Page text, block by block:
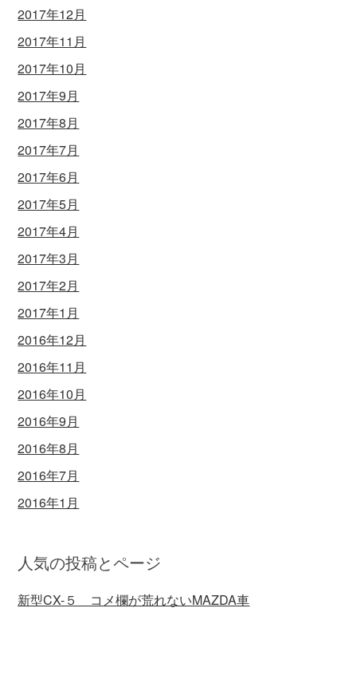
2017年12月
2017年11月
2017年10月
2017年9月
2017年8月
2017年7月
2017年6月
2017年5月
2017年4月
2017年3月
2017年2月
2017年1月
2016年12月
2016年11月
2016年10月
2016年9月
2016年8月
2016年7月
2016年1月
人気の投稿とページ
新型CX-５ コメ欄が荒れないMAZDA車